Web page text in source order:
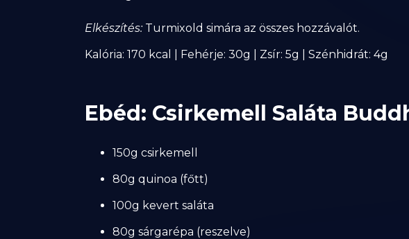
Elkészítés:Turmixold simára az összes hozzávalót.
Kalória: 170 kcal | Fehérje: 30g | Zsír: 5g | Szénhidrát: 4g
Ebéd: Csirkemell Saláta
150g csirkemell
80g quinoa (főtt)
100g kevert saláta
80g sárgarépa (reszelve)